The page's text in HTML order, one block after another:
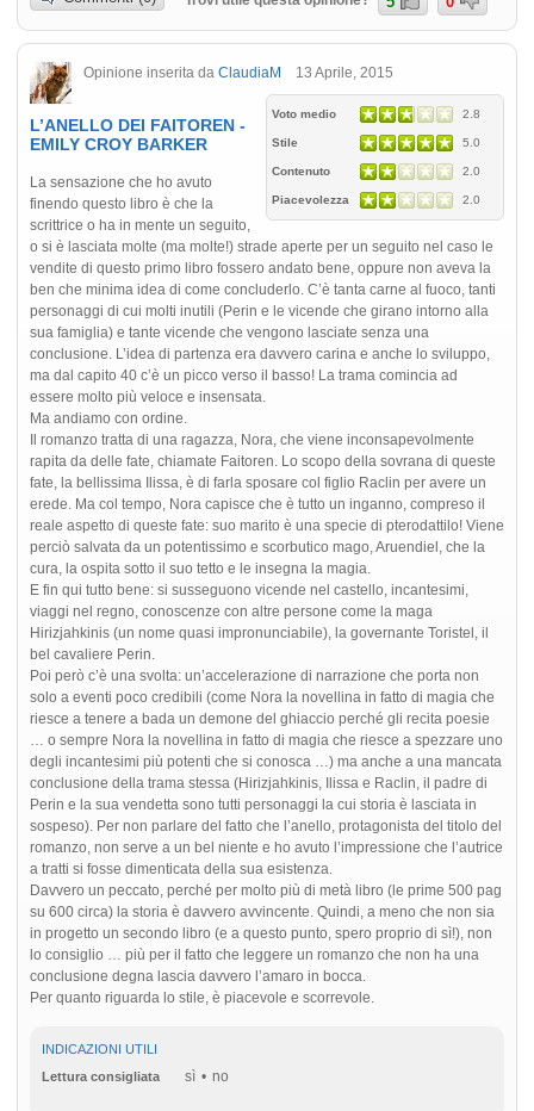
Opinione inserita da ClaudiaM 13 Aprile, 2015
Voto medio 2.8
Stile 5.0
Contenuto 2.0
Piacevolezza 2.0
L’ANELLO DEI FAITOREN -
EMILY CROY BARKER
La sensazione che ho avuto
finendo questo libro è che la
scrittrice o ha in mente un seguito,
o si è lasciata molte (ma molte!) strade aperte per un seguito nel caso le
vendite di questo primo libro fossero andato bene, oppure non aveva la
ben che minima idea di come concluderlo. C’è tanta carne al fuoco, tanti
personaggi di cui molti inutili (Perin e le vicende che girano intorno alla
sua famiglia) e tante vicende che vengono lasciate senza una
conclusione. L’idea di partenza era davvero carina e anche lo sviluppo,
ma dal capito 40 c’è un picco verso il basso! La trama comincia ad
essere molto più veloce e insensata.
Ma andiamo con ordine.
Il romanzo tratta di una ragazza, Nora, che viene inconsapevolmente
rapita da delle fate, chiamate Faitoren. Lo scopo della sovrana di queste
fate, la bellissima Ilissa, è di farla sposare col figlio Raclin per avere un
erede. Ma col tempo, Nora capisce che è tutto un inganno, compreso il
reale aspetto di queste fate: suo marito è una specie di pterodattilo! Viene
perciò salvata da un potentissimo e scorbutico mago, Aruendiel, che la
cura, la ospita sotto il suo tetto e le insegna la magia.
E fin qui tutto bene: si susseguono vicende nel castello, incantesimi,
viaggi nel regno, conoscenze con altre persone come la maga
Hirizjahkinis (un nome quasi impronunciabile), la governante Toristel, il
bel cavaliere Perin.
Poi però c’è una svolta: un’accelerazione di narrazione che porta non
solo a eventi poco credibili (come Nora la novellina in fatto di magia che
riesce a tenere a bada un demone del ghiaccio perché gli recita poesie
… o sempre Nora la novellina in fatto di magia che riesce a spezzare uno
degli incantesimi più potenti che si conosca …) ma anche a una mancata
conclusione della trama stessa (Hirizjahkinis, Ilissa e Raclin, il padre di
Perin e la sua vendetta sono tutti personaggi la cui storia è lasciata in
sospeso). Per non parlare del fatto che l’anello, protagonista del titolo del
romanzo, non serve a un bel niente e ho avuto l’impressione che l’autrice
a tratti si fosse dimenticata della sua esistenza.
Davvero un peccato, perché per molto più di metà libro (le prime 500 pag
su 600 circa) la storia è davvero avvincente. Quindi, a meno che non sia
in progetto un secondo libro (e a questo punto, spero proprio di sì!), non
lo consiglio … più per il fatto che leggere un romanzo che non ha una
conclusione degna lascia davvero l’amaro in bocca.
Per quanto riguarda lo stile, è piacevole e scorrevole.
INDICAZIONI UTILI
Lettura consigliata
sì no